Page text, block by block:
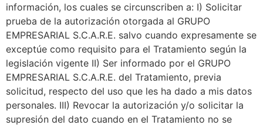
información, los cuales se circunscriben a: I) Solicitar
prueba de la autorización otorgada al GRUPO
EMPRESARIAL S.C.A.R.E. salvo cuando expresamente se
exceptúe como requisito para el Tratamiento según la
legislación vigente II) Ser informado por el GRUPO
EMPRESARIAL S.C.A.R.E. del Tratamiento, previa
solicitud, respecto del uso que les ha dado a mis datos
personales. III) Revocar la autorización y/o solicitar la
supresión del dato cuando en el Tratamiento no se